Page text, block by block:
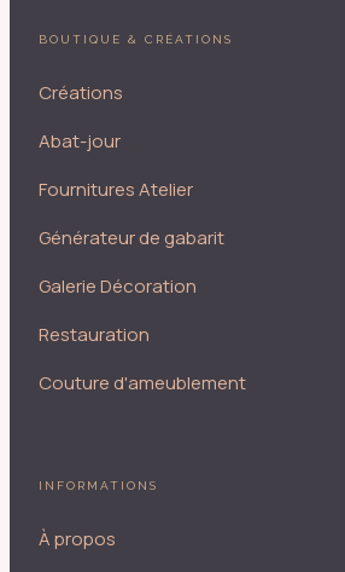
BOUTIQUE & CRÉATIONS
Créations
Abat-jour
Fournitures Atelier
Générateur de gabarit
Galerie Décoration
Restauration
Couture d'ameublement
INFORMATIONS
À propos